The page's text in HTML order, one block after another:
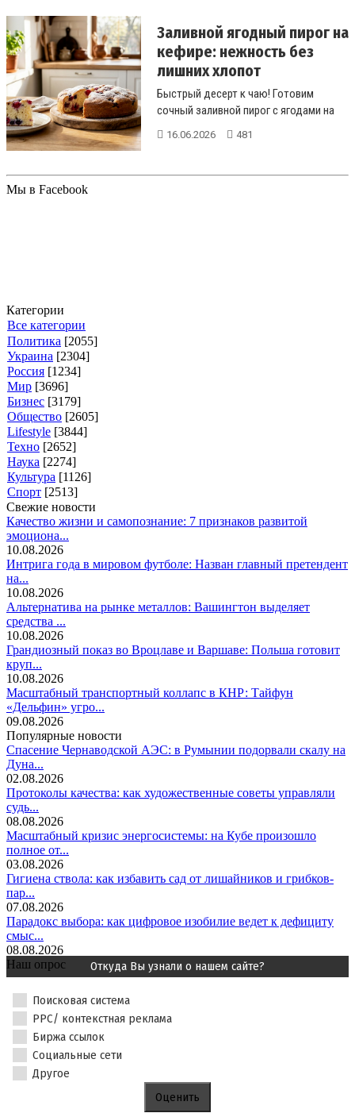
Заливной ягодный пирог на
кефире: нежность без
лишних хлопот
Быстрый десерт к чаю! Готовим
сочный заливной пирог с ягодами на
кефире. Простой рецепт без
16.06.2026 481
Мы в Facebook
Категории
Все категории
Политика [2055]
Украина [2304]
Россия [1234]
Мир [3696]
Бизнес [3179]
Общество [2605]
Lifestyle [3844]
Техно [2652]
Наука [2274]
Культура [1126]
Спорт [2513]
Свежие новости
Качество жизни и самопознание: 7 признаков развитой
эмоциона...
10.08.2026
Интрига года в мировом футболе: Назван главный претендент
на...
10.08.2026
Альтернатива на рынке металлов: Вашингтон выделяет
средства ...
10.08.2026
Грандиозный показ во Вроцлаве и Варшаве: Польша готовит
круп...
10.08.2026
Масштабный транспортный коллапс в КНР: Тайфун
«Дельфин» угро...
09.08.2026
Популярные новости
Спасение Чернаводской АЭС: в Румынии подорвали скалу на
Дуна...
02.08.2026
Протоколы качества: как художественные советы управляли
судь...
08.08.2026
Масштабный кризис энергосистемы: на Кубе произошло
полное от...
03.08.2026
Гигиена ствола: как избавить сад от лишайников и грибков-
пар...
07.08.2026
Парадокс выбора: как цифровое изобилие ведет к дефициту
смыс...
08.08.2026
Наш опрос
Откуда Вы узнали о нашем сайте?
Поисковая система
PPC/ контекстная реклама
Биржа ссылок
Социальные сети
Другое